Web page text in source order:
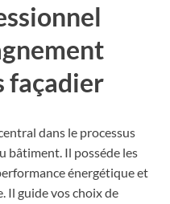
façadier
dans le processus
bâtiment. Il posséde les
énergétique et
Il guide vos choix de